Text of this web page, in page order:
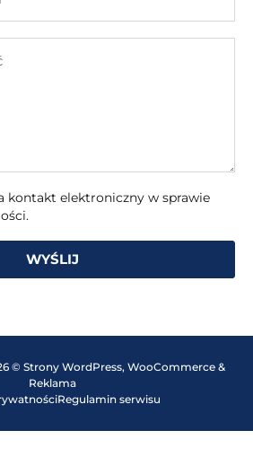
kontakt elektroniczny w sprawie
WYŚLIJ
© Strony WordPress, WooCommerce &
Reklama
Regulamin serwisu